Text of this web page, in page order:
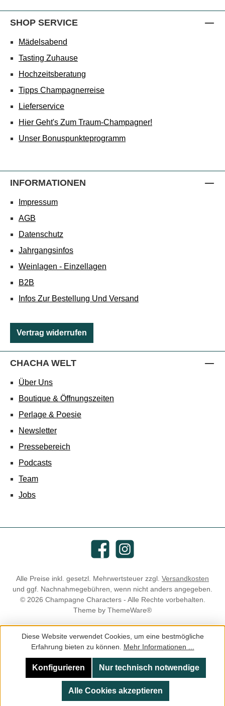
SHOP SERVICE
Mädelsabend
Tasting Zuhause
Hochzeitsberatung
Tipps Champagnerreise
Lieferservice
Hier Geht's Zum Traum-Champagner!
Unser Bonuspunkteprogramm
INFORMATIONEN
Impressum
AGB
Datenschutz
Jahrgangsinfos
Weinlagen - Einzellagen
B2B
Infos Zur Bestellung Und Versand
Vertrag widerrufen
CHACHA WELT
Über Uns
Boutique & Öffnungszeiten
Perlage & Poesie
Newsletter
Pressebereich
Podcasts
Team
Jobs
FacebookInstagram
Alle Preise inkl. gesetzl. Mehrwertsteuer zzgl. Versandkosten
und ggf. Nachnahmegebühren, wenn nicht anders angegeben.
© 2026 Champagne Characters - Alle Rechte vorbehalten.
Theme by ThemeWare®
Diese Website verwendet Cookies, um eine bestmögliche
Erfahrung bieten zu können. Mehr Informationen ...
Nur technisch notwendige
Konfigurieren
Alle Cookies akzeptieren